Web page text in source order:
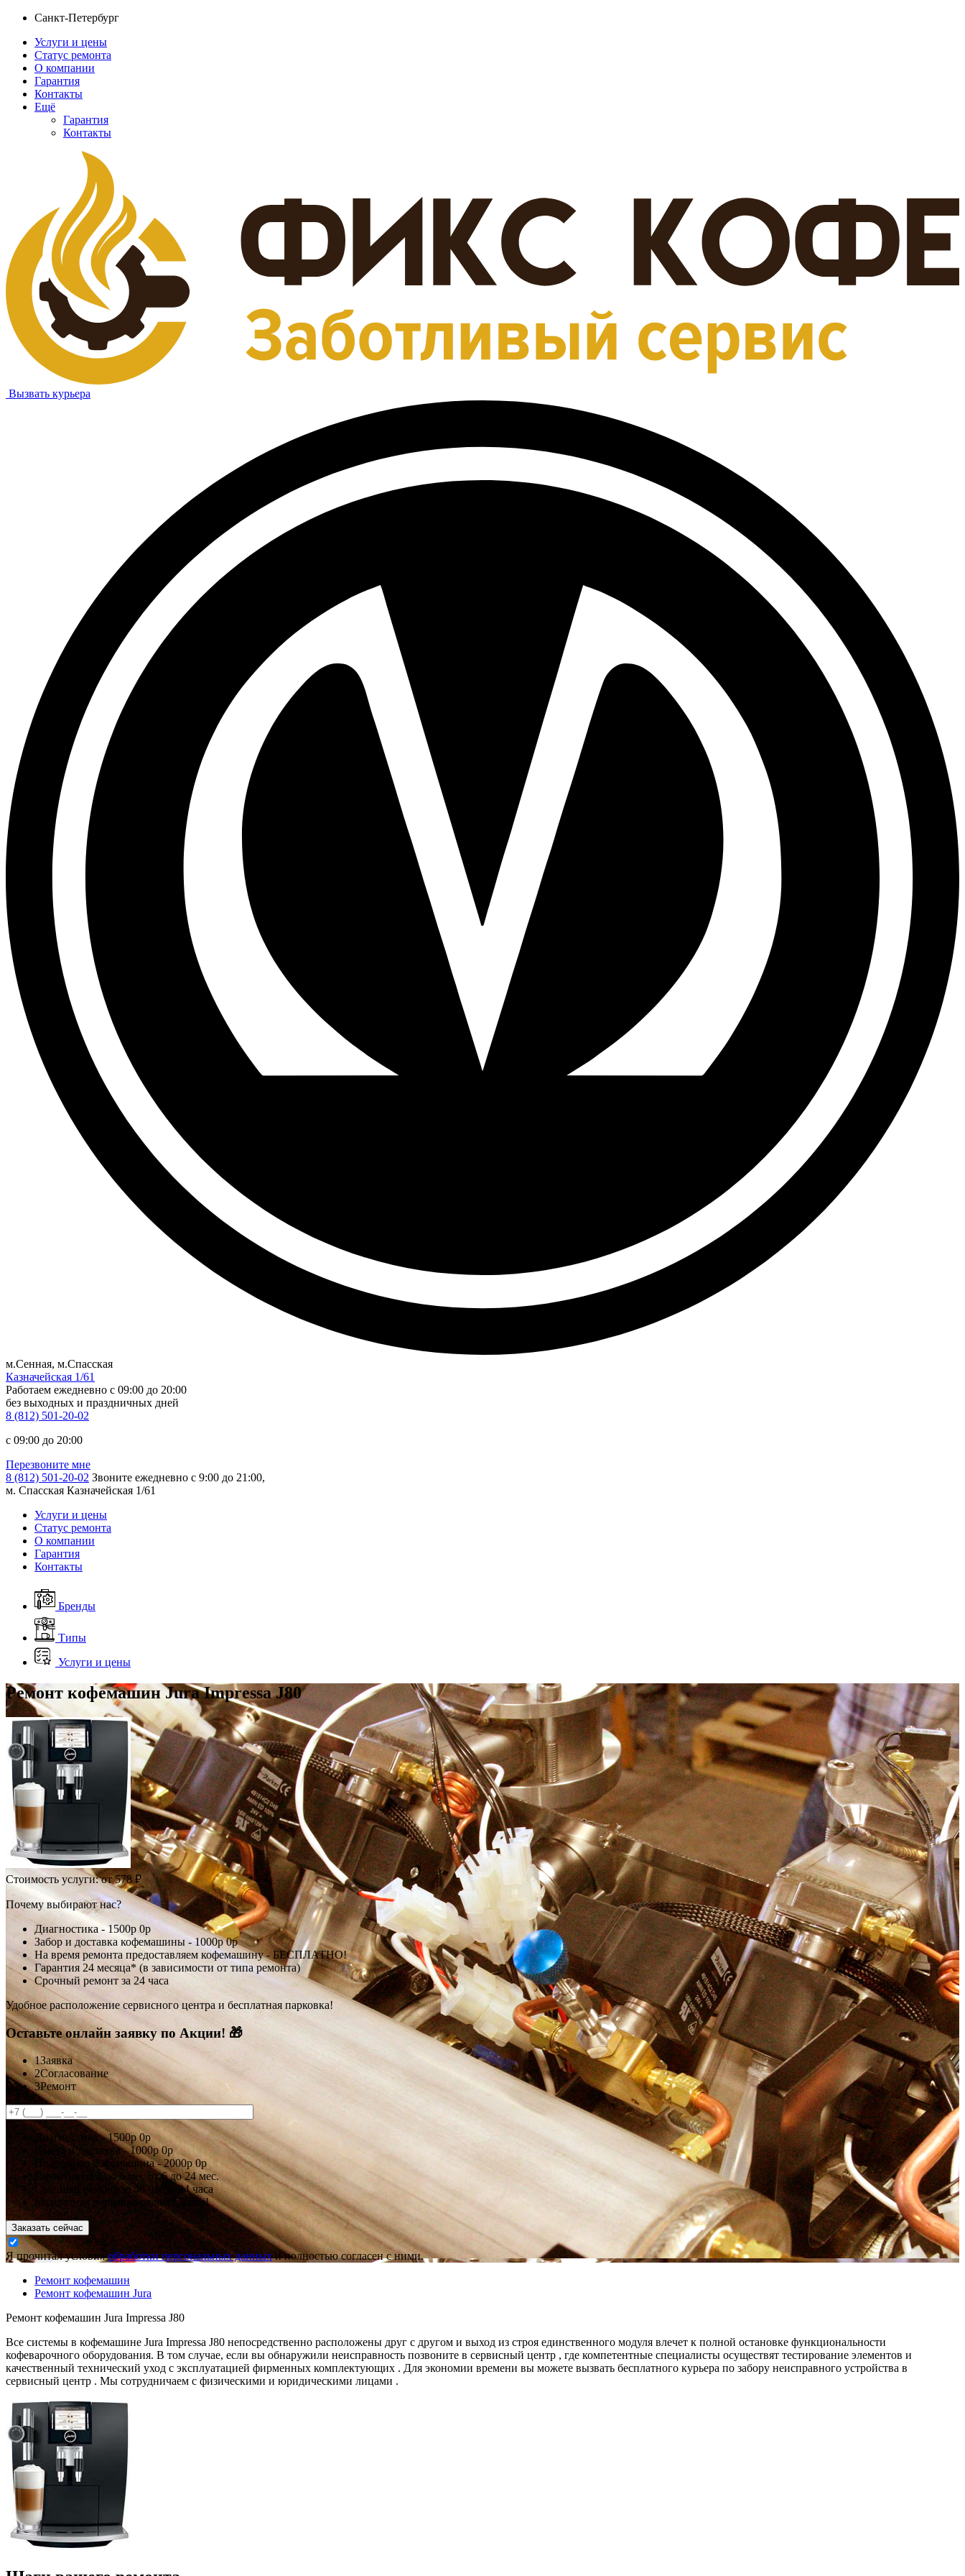
Санкт-Петербург
Услуги и цены
Статус ремонта
О компании
Гарантия
Контакты
Ещё
Гарантия
Контакты
Вызвать курьера
м.Сенная, м.Спасская
Казначейская 1/61
Работаем ежедневно c 09:00 до 20:00
без выходных и праздничных дней
8 (812) 501-20-02
c 09:00 до 20:00
Перезвоните мне
8 (812) 501-20-02 Звоните ежедневно с 9:00 до 21:00,
м. Спасская Казначейская 1/61
Услуги и цены
Статус ремонта
О компании
Гарантия
Контакты
Бренды
Типы
Услуги и цены
Ремонт кофемашин Jura Impressa J80
Стоимость услуги:от 578 ₽
Почему выбирают нас?
Диагностика - 1500р 0р
Забор и доставка кофемашины -1000р0р
На время ремонта предоставляем кофемашину - БЕСПЛАТНО!
Гарантия 24 месяца* (в зависимости от типа ремонта)
Срочный ремонт за 24 часа
Удобное расположение сервисного центра и бесплатная парковка!
Оставьте онлайн заявку по Акции! 🎁
1Заявка
2Согласование
3Ремонт
Диагностика -1500р0р
Выезд и доставка -1000р0р
Подменная кофемашина -2000р 0р
Гарантия от 3 до 6 мес от 6 до 24 мес.
Срочный ремонт за48 часов
24 часа
Бесплатная парковка рядом с нами!
Заказать сейчас
Я прочитал условияобработки персональных данныхи полностью согласен с ними.
Ремонт кофемашин
Ремонт кофемашин Jura
Ремонт кофемашин Jura Impressa J80
Все системы в кофемашине Jura Impressa J80 непосредственно расположены друг с другом и выход из строя единственного модуля влечет к полной остановке функциональности
кофеварочного оборудования. В том случае, если вы обнаружили неисправность позвоните в сервисный центр , где компетентные специалисты осуществят тестирование элементов и
качественный технический уход с эксплуатацией фирменных комплектующих . Для экономии времени вы можете вызвать бесплатного курьера по забору неисправного устройства в
сервисный центр . Мы сотрудничаем с физическими и юридическими лицами .